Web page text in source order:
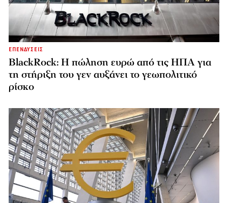
ΕΠΕΝΔΥΣΕΙΣ
BlackRock: Η πώληση ευρώ από τις ΗΠΑ για
τη στήριξη του γεν αυξάνει το γεωπολιτικό
ρίσκο